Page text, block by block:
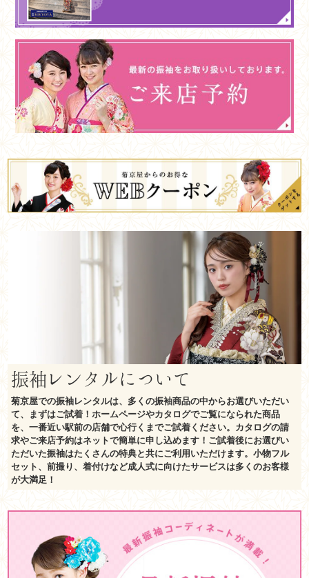
振袖レンタルについて
菊京屋での振袖レンタルは、多くの振袖商品の中からお選びいただい
て、まずはご試着！ホームページやカタログでご覧になられた商品
を、一番近い駅前の店舗で心行くまでご試着ください。カタログの請
求やご来店予約はネットで簡単に申し込めます！ご試着後にお選びい
ただいた振袖はたくさんの特典と共にご利用いただけます。小物フル
セット、前撮り、着付けなど成人式に向けたサービスは多くのお客様
が大満足！